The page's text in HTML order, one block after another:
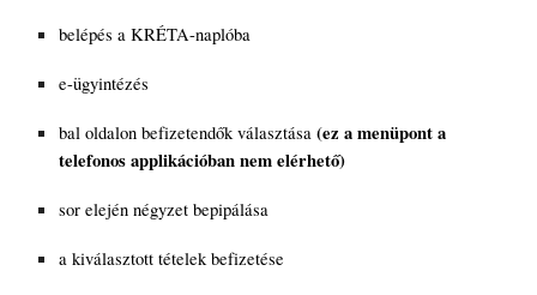
belépés a KRÉTA-naplóba
e-ügyintézés
bal oldalon befizetendők választása (ez a menüpont a
telefonos applikációban nem elérhető)
sor elején négyzet bepipálása
a kiválasztott tételek befizetése